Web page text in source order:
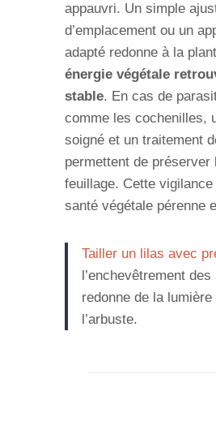
appauvri. Un simple
d’emplacement ou un
adapté redonne à la
énergie végétale
stable. En cas de
comme les cochenilles,
soigné et un traitement
permettent de préserver
feuillage. Cette
santé végétale pérenne
Tailler un lilas avec
l’enchevêtrement
redonne de la
l’arbuste.